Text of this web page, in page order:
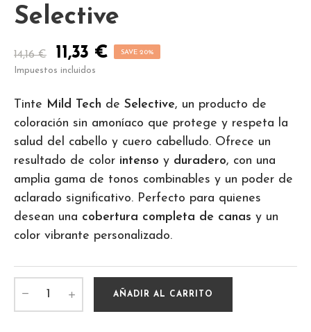
Selective
14,16 € 11,33 € SAVE 20%
Impuestos incluidos
Tinte Mild Tech de Selective, un producto de
coloración sin amoníaco que protege y respeta la
salud del cabello y cuero cabelludo. Ofrece un
resultado de color intenso y duradero, con una
amplia gama de tonos combinables y un poder de
aclarado significativo. Perfecto para quienes
desean una cobertura completa de canas y un
color vibrante personalizado.
AÑADIR AL CARRITO